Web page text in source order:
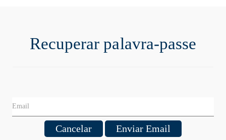
Recuperar palavra-passe